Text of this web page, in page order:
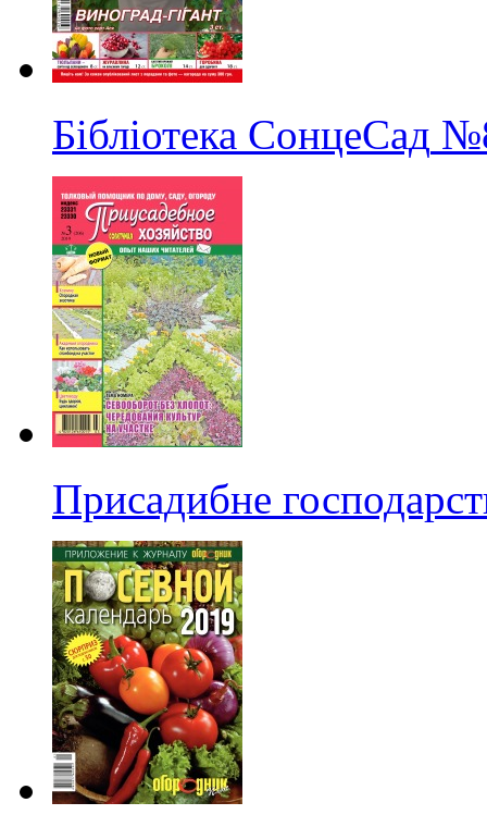
Бібліотека СонцеСад
Присадибне